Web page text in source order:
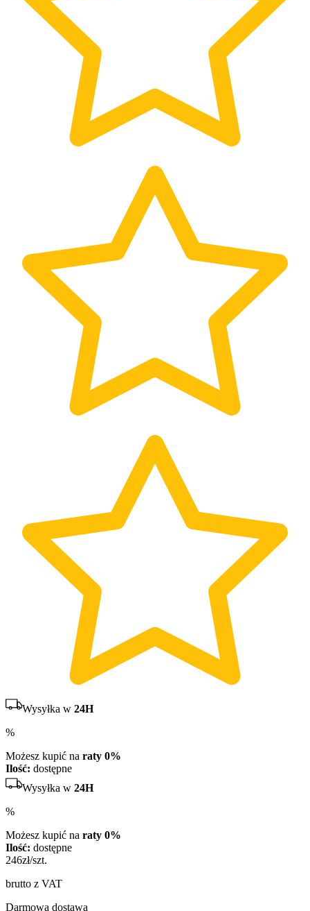
Wysyłka w 24H
%
Możesz kupić na raty 0%
Ilość: dostępne
Wysyłka w 24H
%
Możesz kupić na raty 0%
Ilość: dostępne
246zł/szt.
brutto z VAT
Darmowa dostawa